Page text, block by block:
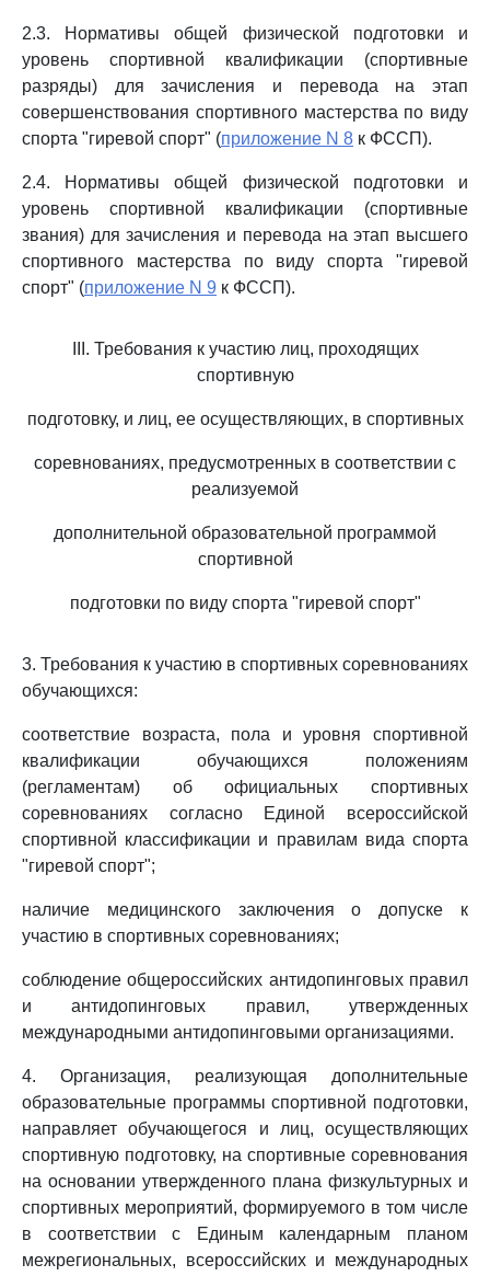
2.3. Нормативы общей физической подготовки и
уровень спортивной квалификации (спортивные
разряды) для зачисления и перевода на этап
совершенствования спортивного мастерства по виду
спорта "гиревой спорт" (приложение N 8 к ФССП).
2.4. Нормативы общей физической подготовки и
уровень спортивной квалификации (спортивные
звания) для зачисления и перевода на этап высшего
спортивного мастерства по виду спорта "гиревой
спорт" (приложение N 9 к ФССП).
III. Требования к участию лиц, проходящих
спортивную
подготовку, и лиц, ее осуществляющих, в спортивных
соревнованиях, предусмотренных в соответствии с
реализуемой
дополнительной образовательной программой
спортивной
подготовки по виду спорта "гиревой спорт"
3. Требования к участию в спортивных соревнованиях
обучающихся:
соответствие возраста, пола и уровня спортивной
квалификации обучающихся положениям
(регламентам) об официальных спортивных
соревнованиях согласно Единой всероссийской
спортивной классификации и правилам вида спорта
"гиревой спорт";
наличие медицинского заключения о допуске к
участию в спортивных соревнованиях;
соблюдение общероссийских антидопинговых правил
и антидопинговых правил, утвержденных
международными антидопинговыми организациями.
4. Организация, реализующая дополнительные
образовательные программы спортивной подготовки,
направляет обучающегося и лиц, осуществляющих
спортивную подготовку, на спортивные соревнования
на основании утвержденного плана физкультурных и
спортивных мероприятий, формируемого в том числе
в соответствии с Единым календарным планом
межрегиональных, всероссийских и международных